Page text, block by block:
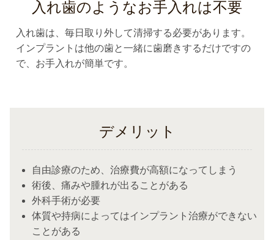
入れ歯のようなお手入れは不要
入れ歯は、毎日取り外して清掃する必要があります。
インプラントは他の歯と一緒に歯磨きするだけですの
で、お手入れが簡単です。
デメリット
自由診療のため、治療費が高額になってしまう
術後、痛みや腫れが出ることがある
外科手術が必要
体質や持病によってはインプラント治療ができない
ことがある